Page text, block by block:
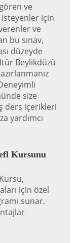
ve
isteyenler için
ve
bu sınav,
düzeyde
Beylikdüzü
size
ders içerikleri
yardımcı
Kursunu
için özel
sunar.